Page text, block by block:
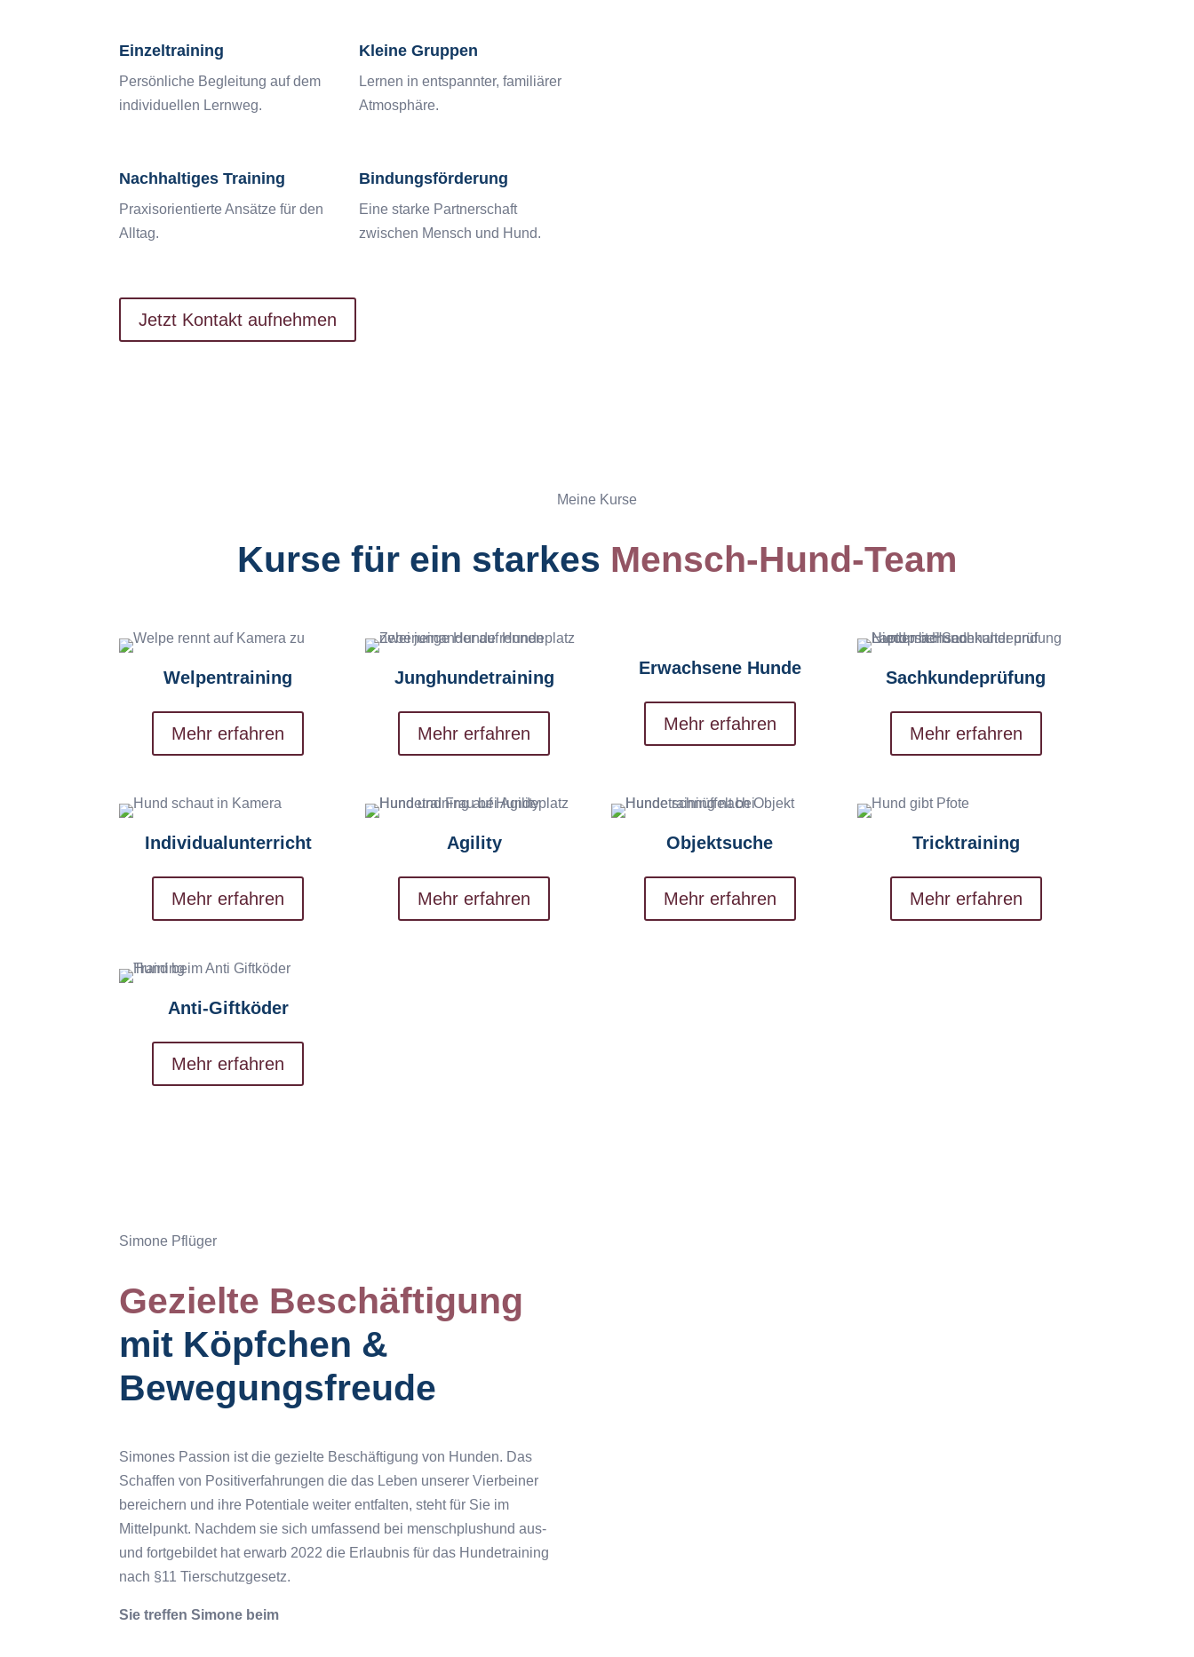
Einzeltraining
Persönliche Begleitung auf dem
individuellen Lernweg.
Kleine Gruppen
Lernen in entspannter, familiärer
Atmosphäre.
Nachhaltiges Training
Praxisorientierte Ansätze für den
Alltag.
Bindungsförderung
Eine starke Partnerschaft
zwischen Mensch und Hund.
Jetzt Kontakt aufnehmen
Meine Kurse
Kurse für ein starkes Mensch-Hund-Team
Welpentraining
Mehr erfahren
Junghundetraining
Mehr erfahren
Erwachsene Hunde
Mehr erfahren
Sachkundeprüfung
Mehr erfahren
Individualunterricht
Mehr erfahren
Agility
Mehr erfahren
Objektsuche
Mehr erfahren
Tricktraining
Mehr erfahren
Anti-Giftköder
Mehr erfahren
Simone Pflüger
Gezielte Beschäftigung
mit Köpfchen &
Bewegungsfreude
Simones Passion ist die gezielte Beschäftigung von Hunden. Das
Schaffen von Positiverfahrungen die das Leben unserer Vierbeiner
bereichern und ihre Potentiale weiter entfalten, steht für Sie im
Mittelpunkt. Nachdem sie sich umfassend bei menschplushund aus-
und fortgebildet hat erwarb 2022 die Erlaubnis für das Hundetraining
nach §11 Tierschutzgesetz.
Sie treffen Simone beim